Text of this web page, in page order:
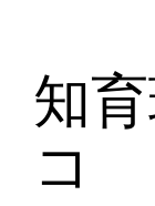
知
コ